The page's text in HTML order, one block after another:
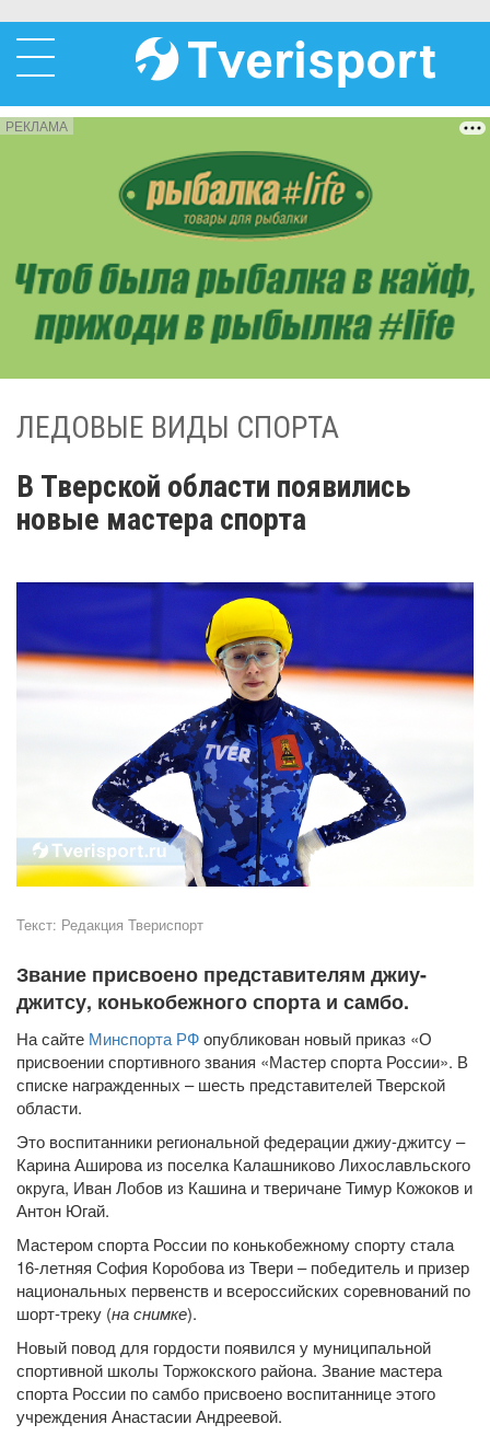
РЕКЛАМА
ЛЕДОВЫЕ ВИДЫ СПОРТА
В Тверской области появились
новые мастера спорта
Текст: Редакция Твериспорт
Звание присвоено представителям джиу-
джитсу, конькобежного спорта и самбо.
На сайте Минспорта РФопубликован новый приказ «О
присвоении спортивного звания «Мастер спорта России». В
списке награжденных – шесть представителей Тверской
области.
Это воспитанники региональной федерации джиу-джитсу –
Карина Аширова из поселка Калашниково Лихославльского
округа, Иван Лобов из Кашина и тверичане Тимур Кожоков и
Антон Югай.
Мастером спорта России по конькобежному спорту стала
16-летняя София Коробова из Твери – победитель и призер
национальных первенств и всероссийских соревнований по
шорт-треку (на снимке).
Новый повод для гордости появился у муниципальной
спортивной школы Торжокского района. Звание мастера
спорта России по самбо присвоено воспитаннице этого
учреждения Анастасии Андреевой.